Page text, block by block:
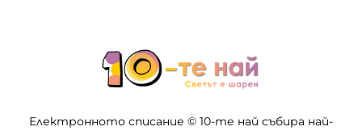
Електронното списание © 10-те най събира най-